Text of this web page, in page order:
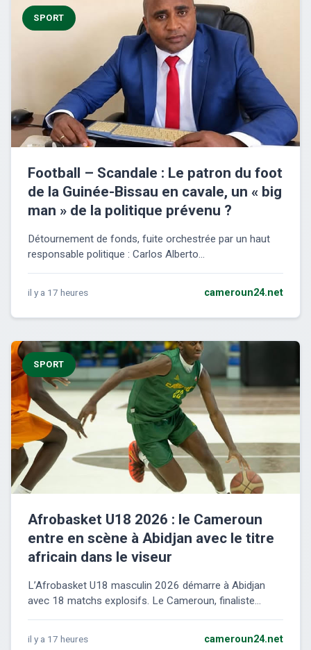
SPORT
Football – Scandale : Le patron du foot
de la Guinée-Bissau en cavale, un « big
man » de la politique prévenu ?
Détournement de fonds, fuite orchestrée par un haut
responsable politique : Carlos Alberto...
il y a 17 heures cameroun24.net
SPORT
Afrobasket U18 2026 : le Cameroun
entre en scène à Abidjan avec le titre
africain dans le viseur
L’Afrobasket U18 masculin 2026 démarre à Abidjan
avec 18 matchs explosifs. Le Cameroun, finaliste...
il y a 17 heures cameroun24.net